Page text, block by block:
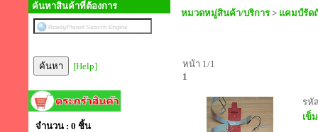
ค้นหาสินค้าที่ต้องการ
[Help]
จำนวน : 0 ชิ้น
หมวดหมู่สินค้า/บริการ > แคมป์รัด
หน้า 1/1
1
รหั
เข็